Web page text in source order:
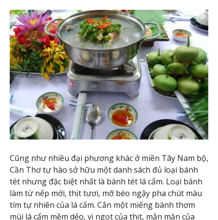
Cũng như nhiều đại phương khác ở miền Tây Nam bộ,
Cần Thơ tự hào sở hữu một danh sách đủ loại bánh
tét nhưng đặc biệt nhất là bánh tét lá cẩm. Loại bánh
làm từ nếp mới, thịt tươi, mỡ béo ngậy pha chút màu
tím tự nhiên của lá cẩm. Cắn một miếng bánh thơm
mùi lá cẩm mềm dẻo, vị ngọt của thịt, mằn mặn của